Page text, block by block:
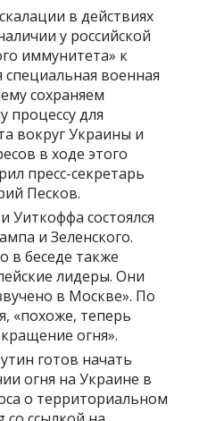
в действиях
у российской
иммунитета» к
военная
сохраняем
процессу для
вокруг Украины и
в ходе этого
пресс-секретарь
Песков.
Уиткоффа состоялся
и Зеленского.
в беседе также
лидеры. Они
в Москве». По
«похоже, теперь
огня».
готов начать
огня на Украине в
о территориальном